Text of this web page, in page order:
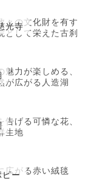
光寺
々の文化財を有す
として栄えた古刹
魅力が楽しめる、
が広がる人造湖
告げる可憐な花、
生地
ー
広がる赤い絨毯